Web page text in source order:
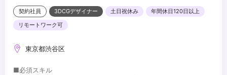
契約社員 3DCGデザイナー 土日祝休み
年間休日120日以上
リモートワーク可
東京都渋谷区
■必須スキル